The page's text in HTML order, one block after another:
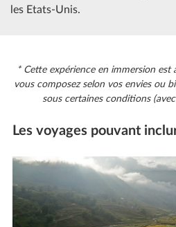
les Etats-Unis.
* Cette expérience en immersion
vous composez selon vos envies ou
sous certaines conditions
Les voyages pouvant